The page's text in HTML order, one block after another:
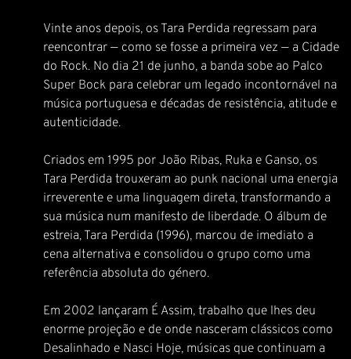
Vinte anos depois, os Tara Perdida regressam para
reencontrar — como se fosse a primeira vez — a Cidade
do Rock. No dia 21 de junho, a banda sobe ao Palco
Super Bock para celebrar um legado incontornável na
música portuguesa e décadas de resistência, atitude e
autenticidade.
Criados em 1995 por João Ribas, Ruka e Ganso, os
Tara Perdida trouxeram ao punk nacional uma energia
irreverente e uma linguagem direta, transformando a
sua música num manifesto de liberdade. O álbum de
estreia, Tara Perdida (1996), marcou de imediato a
cena alternativa e consolidou o grupo como uma
referência absoluta do género.
Em 2002 lançaram É Assim, trabalho que lhes deu
enorme projeção e de onde nasceram clássicos como
Desalinhado e Nasci Hoje, músicas que continuam a